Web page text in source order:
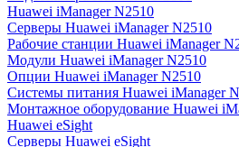
Huawei iManager N2510
Серверы Huawei iManager N2510
Рабочие станции Huawei iManager
Модули Huawei iManager N2510
Опции Huawei iManager N2510
Системы питания Huawei iManager
Монтажное оборудование Huawei
Huawei eSight
Серверы Huawei eSight